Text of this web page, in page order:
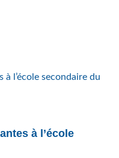
à l’école